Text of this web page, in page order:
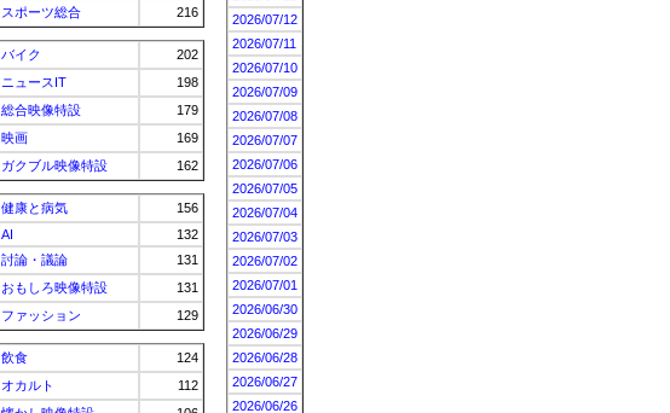
スポーツ総合 216
バイク
202
ニュースIT
198
総合映像特設
179
映画
169
ガクブル映像特設 162
健康と病気
156
AI
132
討論・議論
131
おもしろ映像特設
131
ファッション 129
飲食
124
オカルト
112
2026/07/12
2026/07/11
2026/07/10
2026/07/09
2026/07/08
2026/07/07
2026/07/06
2026/07/05
2026/07/04
2026/07/03
2026/07/02
2026/07/01
2026/06/30
2026/06/29
2026/06/28
2026/06/27
2026/06/26